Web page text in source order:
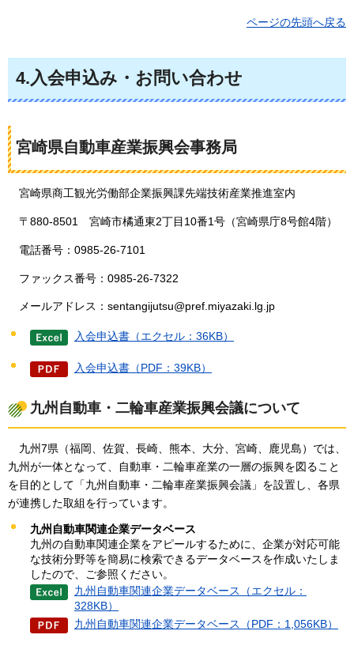
ページの先頭へ戻る
4.入会申込み・お問い合わせ
宮崎県自動車産業振興会事務局
宮崎県商工観光労働部企業振興課先端技術産業推進室内
〒880-8501 宮崎市橘通東2丁目10番1号（宮崎県庁8号館4階）
電話番号：0985-26-7101
ファックス番号：0985-26-7322
メールアドレス：sentangijutsu@pref.miyazaki.lg.jp
入会申込書（エクセル：36KB）
入会申込書（PDF：39KB）
九州自動車・二輪車産業振興会議について
九州7県 （福岡、佐賀、長崎、熊本、大分、宮崎、鹿児島）では、
九州が一体となって、自動車・二輪車産業の一層の振興を図ること
を目的として「九州自動車・二輪車産業振興会議」を設置し、各県
が連携した取組を行っています。
九州自動車関連企業データベース
九州の自動車関連企業をアピールするために、企業が対応可能
な技術分野等を簡易に検索できるデータベースを作成いたしま
したので、ご参照ください。
九州自動車関連企業データベース（エクセル：
328KB）
九州自動車関連企業データベース（PDF：1,056KB）